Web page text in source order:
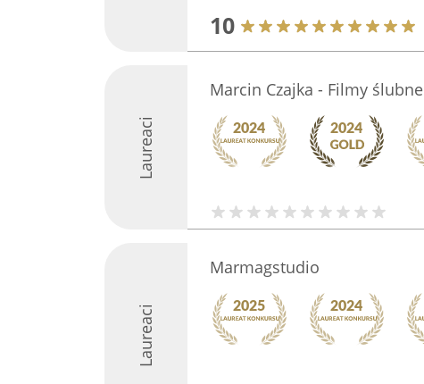
10
Laureaci
Marcin Czajka - Filmy ślubne
Laureaci
Marmagstudio